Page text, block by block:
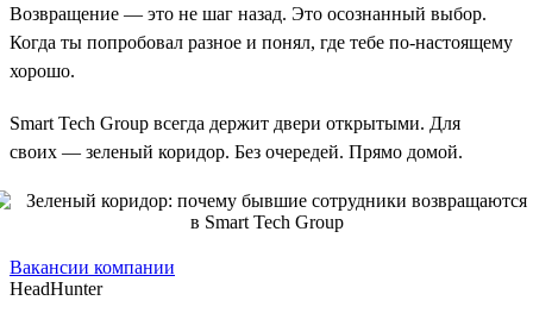
Возвращение — это не шаг назад. Это осознанный выбор.
Когда ты попробовал разное и понял, где тебе по-настоящему
хорошо.
Smart Tech Group всегда держит двери открытыми. Для
своих — зеленый коридор. Без очередей. Прямо домой.
Вакансии компании
HeadHunter